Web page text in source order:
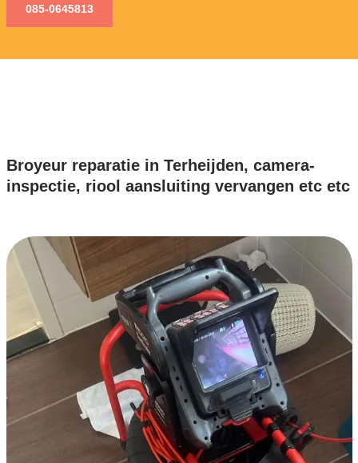
085-0645813
Broyeur reparatie in Terheijden, camera-
inspectie, riool aansluiting vervangen etc etc